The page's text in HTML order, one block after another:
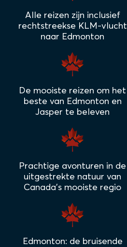
Alle reizen zijn inclusief
rechtstreekse KLM-vlucht
naar Edmonton
De mooiste reizen om het
beste van Edmonton en
Jasper te beleven
Prachtige avonturen in de
uitgestrekte natuur van
Canada's mooiste regio
Edmonton: de bruisende